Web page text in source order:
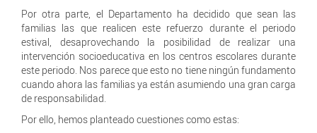
Por otra parte, el Departamento ha decidido que sean las
familias las que realicen este refuerzo durante el periodo
estival, desaprovechando la posibilidad de realizar una
intervención socioeducativa en los centros escolares durante
este periodo. Nos parece que esto no tiene ningún fundamento
cuando ahora las familias ya están asumiendo una gran carga
de responsabilidad.
Por ello, hemos planteado cuestiones como estas: